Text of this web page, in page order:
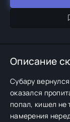
Описание
Субару
оказался
попал, кишел не
намерения